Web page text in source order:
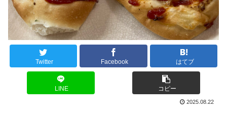
Twitter Facebook はてブ
LINE コピー
2025.08.22